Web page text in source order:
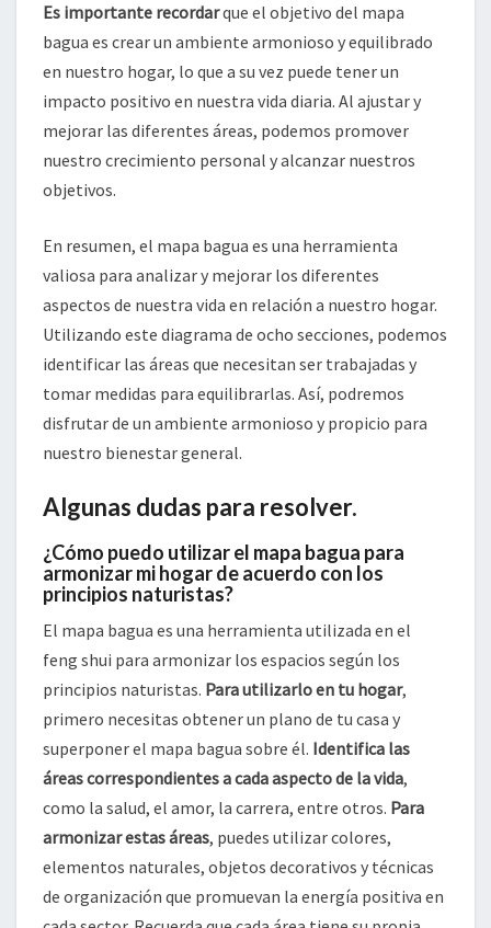
Es importante recordarque el objetivo del mapa
bagua es crear un ambiente armonioso y equilibrado
en nuestro hogar, lo que a su vez puede tener un
impacto positivo en nuestra vida diaria. Al ajustar y
mejorar las diferentes áreas, podemos promover
nuestro crecimiento personal y alcanzar nuestros
objetivos.
En resumen, el mapa bagua es una herramienta
valiosa para analizar y mejorar los diferentes
aspectos de nuestra vida en relación a nuestro hogar.
Utilizando este diagrama de ocho secciones, podemos
identificar las áreas que necesitan ser trabajadas y
tomar medidas para equilibrarlas. Así, podremos
disfrutar de un ambiente armonioso y propicio para
nuestro bienestar general.
Algunas dudas para resolver.
¿Cómo puedo utilizar el mapa bagua para
armonizar mi hogar de acuerdo con los
principios naturistas?
El mapa bagua es una herramienta utilizada en el
feng shui para armonizar los espacios según los
principios naturistas. Para utilizarlo en tu hogar,
primero necesitas obtener un plano de tu casa y
superponer el mapa bagua sobre él. Identifica las
áreas correspondientes a cada aspecto de la vida,
como la salud, el amor, la carrera, entre otros. Para
armonizar estas áreas, puedes utilizar colores,
elementos naturales, objetos decorativos y técnicas
de organización que promuevan la energía positiva en